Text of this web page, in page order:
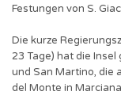
Festungen von S.
Die kurze
23 Tage) hat die
und San Martino, die
del Monte in